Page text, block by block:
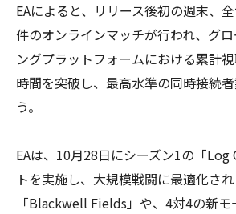
EAによると、リリース後初の週末、
件のオンラインマッチが行われ、グ
ングプラットフォームにおける累計
時間を突破し、最高水準の同時接続
う。
EAは、10月28日にシーズン1の「Log
トを実施し、大規模戦闘に最適化さ
「Blackwell Fields」や、4対4の新